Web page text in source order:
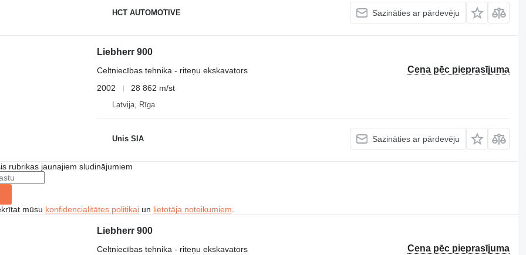
HCT AUTOMOTIVE Sazināties ar pārdevēju
Liebherr 900
Cena pēc pieprasījuma
Celtniecības tehnika - riteņu ekskavators
2002
28 862 m/st
Latvija, Rīga
Unis SIA Sazināties ar pārdevēju
rubrikas jaunajiem sludinājumiem
mūsu konfidencialitātes politikaiun lietotāja noteikumiem
Liebherr 900
Cena pēc pieprasījuma
Celtniecības tehnika - riteņu ekskavators